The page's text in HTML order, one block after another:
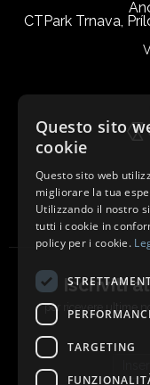
CTPark Trnava,
Iscriviti
per ricevere ultime
Questo sito
cookie
Questo sito web
migliorare la tua
Utilizzando il nostro
tutti i cookie in
policy per i cookie.
TARGETING